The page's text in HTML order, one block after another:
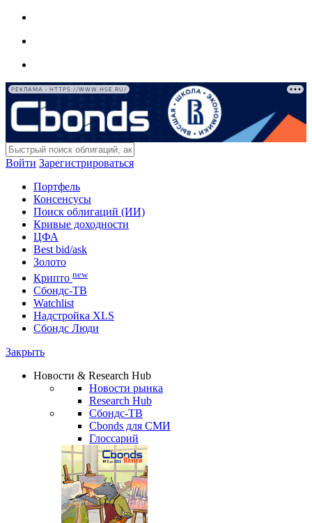
РЕКЛАМА • HTTPS://WWW.HSE.RU/
Войти Зарегистрироваться
Портфель
Консенсусы
Поиск облигаций (ИИ)
Кривые доходности
ЦФА
Best bid/ask
Золото
Крипто new
Сбондс-ТВ
Watchlist
Надстройка XLS
Сбондс Люди
Закрыть
Новости & Research Hub
Новости рынка
Research Hub
Сбондс-ТВ
Cbonds для СМИ
Глоссарий